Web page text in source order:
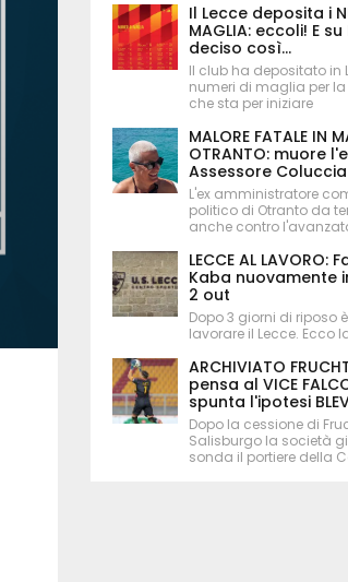
Il Lecce deposita i
MAGLIA: eccoli! E su
deciso così...
Il club ha depositato in
numeri di maglia per
che sta per iniziare
MALORE FATALE IN
OTRANTO: muore
Assessore Coluccia
L'ex amministratore
politico di Otranto da
anche contro
LECCE AL LAVORO:
Kaba nuovamente
2 out
Dopo 3 giorni di riposo
lavorare il Lecce. Ecco
ARCHIVIATO
pensa al VICE
spunta l'ipotesi
Dopo la cessione di
Salisburgo la società
sonda il portiere della